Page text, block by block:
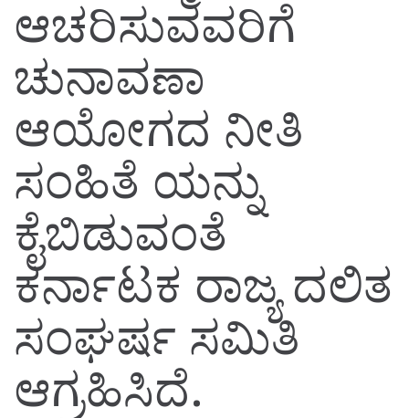
ಆಚರಿಸುವವರಿಗೆ
ಚುನಾವಣಾ
ಆಯೋಗದ ನೀತಿ
ಸಂಹಿತೆ ಯನ್ನು
ಕೈಬಿಡುವಂತೆ
ಕರ್ನಾಟಕ ರಾಜ್ಯ ದಲಿತ
ಸಂಘರ್ಷ ಸಮಿತಿ
ಆಗ್ರಹಿಸಿದೆ.